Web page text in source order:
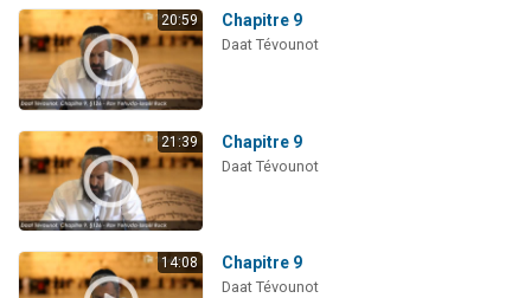
20:59 Chapitre 9
Daat Tévounot
21:39 Chapitre 9
Daat Tévounot
14:08 Chapitre 9
Daat Tévounot